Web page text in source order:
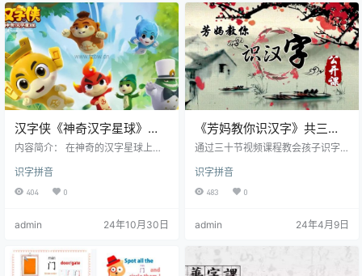
容都是精心编排的，从基础的汉字
到复杂的词语，逐步提升孩子们的
识字能力。 这套书籍不仅适合孩子
们自学，也适合家长辅导。您可以
和孩子一起…
汉字侠《神奇汉字星球》全
52集 mp4视频
内容简介： 在神奇的汉字星球上有
上生活着许多汉字精灵，他们围绕
着各自的“母字”组成了一个个汉字谱
系，维护着整个汉字星的正常运
先生”为了成为汉字星球的控制者破
们纷纷逃散。博学多才的字神和他
的五位学生“甲宝、金宝、篆宝、隶
识字拼音
404 0
admin 24年10月30日
《芳妈教你识汉字》共三十
节 视频课程
通过三十节视频课程教会孩子识字
难的文字之一，认字是孩子了解这
个世界的第一步，基础中的基础，
从认字到写词，王芳老师的这套课
助，孩子识字效率低，容易写错别
来”。缺乏有效的快速记忆方法，这
套课程将识字变得简单有趣，主要
识字拼音
483 0
admin 24年4月9日